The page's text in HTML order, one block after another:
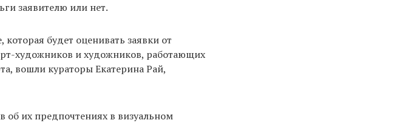
заявителю или нет.
будет оценивать заявки от
художников и художников, работающих
вошли кураторы Екатерина Рай,
об их предпочтениях в визуальном